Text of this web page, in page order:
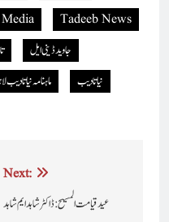
Tadeeb News
جاوید ڈینی ایل
ماہنامہ نیاتادیب
نیا تادیب
Next:
عید قیامت المسیح : ڈاکٹر شاہد ایم شاہد